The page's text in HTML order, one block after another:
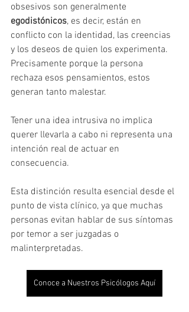
obsesivos son generalmente
egodistónicos, es decir, están en
conflicto con la identidad, las creencias
y los deseos de quien los experimenta.
Precisamente porque la persona
rechaza esos pensamientos, estos
generan tanto malestar.
Tener una idea intrusiva no implica
querer llevarla a cabo ni representa una
intención real de actuar en
consecuencia.
Esta distinción resulta esencial desde el
punto de vista clínico, ya que muchas
personas evitan hablar de sus síntomas
por temor a ser juzgadas o
malinterpretadas.
Conoce a Nuestros Psicólogos Aquí